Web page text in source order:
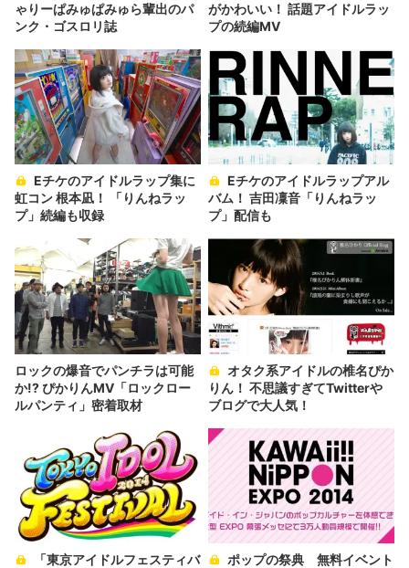
ゃりーぱみゅぱみゅら輩出のパ
ンク・ゴスロリ誌
がかわいい！ 話題アイドルラッ
プの続編MV
虹コン 根本凪！ 「りんねラッ
プ」続編も収録
バム！ 吉田凜音「りんねラッ
プ」配信も
ロックの爆音でパンチラは可能
か!? ぴかりんMV「ロックロー
ルパンティ」密着取材
りん！ 不思議すぎてTwitterや
ブログで大人気！